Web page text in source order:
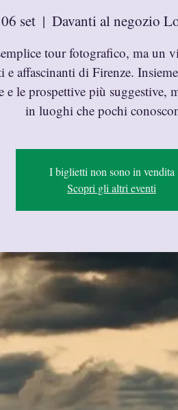
set
  |
Davanti al negozio
tour fotografico, ma un
e affascinanti di Firenze.
le prospettive più suggestive,
in luoghi che pochi
I biglietti non sono in vendita
Scopri gli altri eventi